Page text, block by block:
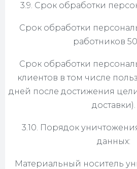
3.9. Срок обработки
Срок обработки
работников 50
Срок обработки
клиентов в том числе
дней после достижения
доставки).
3.10. Порядок
данных:
Материальный носитель